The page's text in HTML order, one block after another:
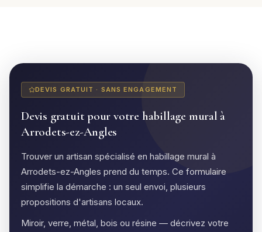
DEVIS GRATUIT · SANS ENGAGEMENT
Devis gratuit pour votre habillage mural à
Arrodets-ez-Angles
Trouver un artisan spécialisé en habillage mural à
Arrodets-ez-Angles prend du temps. Ce formulaire
simplifie la démarche : un seul envoi, plusieurs
propositions d'artisans locaux.
Miroir, verre, métal, bois ou résine — décrivez votre